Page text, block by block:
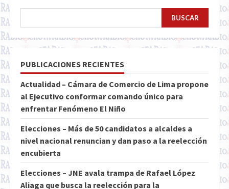
BUSCAR
PUBLICACIONES RECIENTES
Actualidad – Cámara de Comercio de Lima propone
al Ejecutivo conformar comando único para
enfrentar Fenómeno El Niño
Elecciones – Más de 50 candidatos a alcaldes a
nivel nacional renuncian y dan paso a la reelección
encubierta
Elecciones – JNE avala trampa de Rafael López
Aliaga que busca la reelección para la